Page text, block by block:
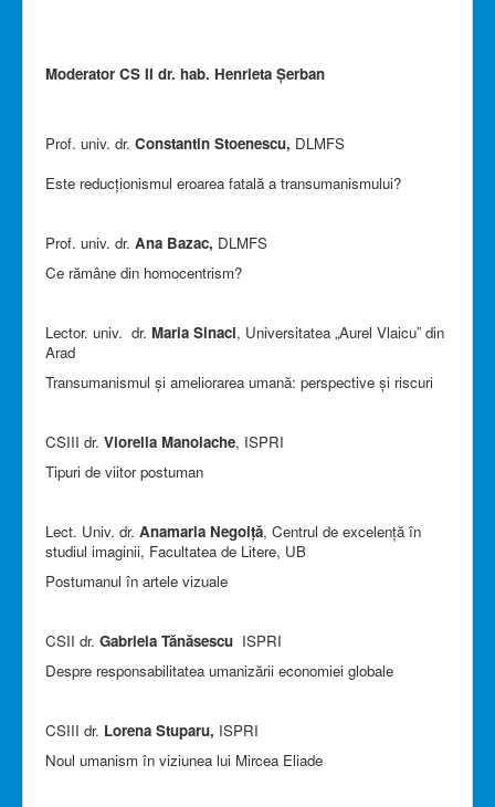
Moderator CS II dr. hab. Henrieta Șerban
Prof. univ. dr. Constantin Stoenescu, DLMFS
Este reducționismul eroarea fatală a transumanismului?
Prof. univ. dr. Ana Bazac, DLMFS
Ce rămâne din homocentrism?
Lector. univ. dr. Maria Sinaci, Universitatea „Aurel Vlaicu” din
Arad
Transumanismul și ameliorarea umană: perspective și riscuri
CSIII dr. Viorella Manolache, ISPRI
Tipuri de viitor postuman
Lect. Univ. dr. Anamaria Negoiță, Centrul de excelență în
studiul imaginii, Facultatea de Litere, UB
Postumanul în artele vizuale
CSII dr. Gabriela Tănăsescu ISPRI
Despre responsabilitatea umanizării economiei globale
CSIII dr. Lorena Stuparu, ISPRI
Noul umanism în viziunea lui Mircea Eliade